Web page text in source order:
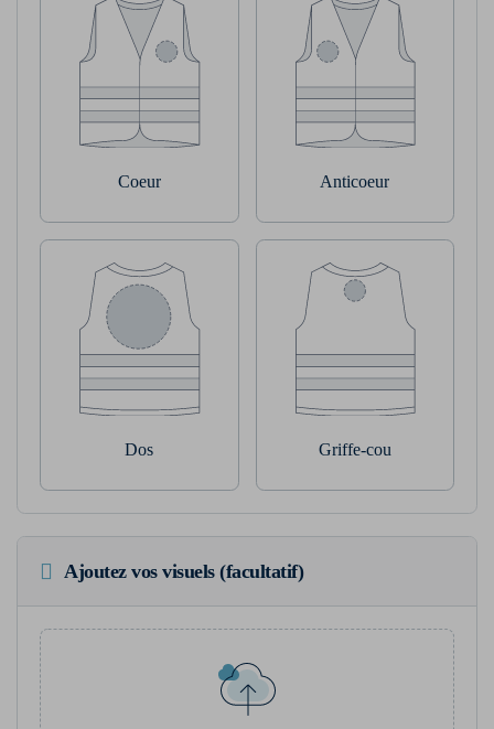
Coeur Anticoeur
Dos Griffe-cou
Ajoutez vos visuels (facultatif)